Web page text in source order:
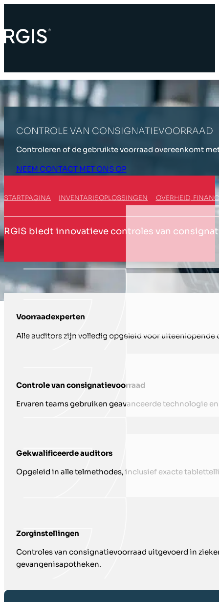
CONTROLE VAN CONSIGNATIEVOORRAAD
Controleren of de gebruikte voorraad overeenkomt
NEEM CONTACT MET ONS OP
STARTPAGINA INVENTARISOPLOSSINGEN OVERHEID,
RGIS biedt innovatieve controles van
HOE WIJ U ONDERSTEUNEN MET
Voorraadexperten
Alle auditors zijn volledig opgeleid voor uiteenlopende
Controle van consignatievoorraad
Ervaren teams gebruiken geavanceerde technologie
Gekwalificeerde auditors
Opgeleid in alle telmethodes, inclusief exacte
Zorginstellingen
Controles van consignatievoorraad uitgevoerd in
gevangenisapotheken.